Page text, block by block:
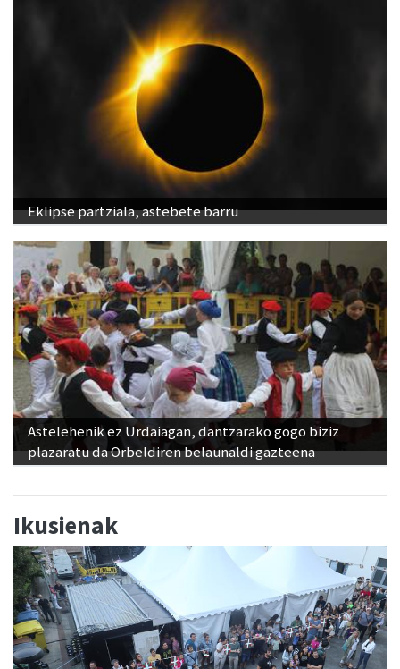
Eklipse partziala, astebete barru
Astelehenik ez Urdaiagan, dantzarako gogo biziz
plazaratu da Orbeldiren belaunaldi gazteena
Ikusienak